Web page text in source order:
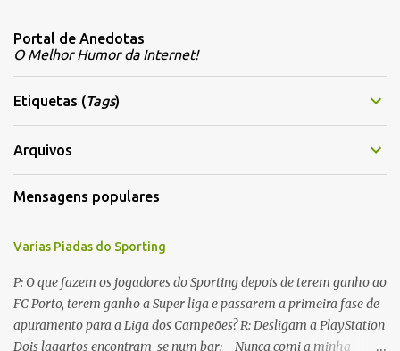
e
n
t
á
r
i
o
Portal de Anedotas
O Melhor Humor da Internet!
Etiquetas (Tags)
Arquivos
Mensagens populares
Varias Piadas do Sporting
P: O que fazem os jogadores do Sporting depois de terem ganho ao
FC Porto, terem ganho a Super liga e passarem a primeira fase de
apuramento para a Liga dos Campeões? R: Desligam a PlayStation
Dois lagartos encontram-se num bar: - Nunca comi a minha